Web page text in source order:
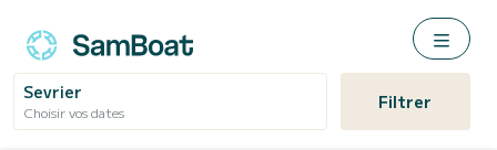
Sevrier
Choisir vos dates Filtrer